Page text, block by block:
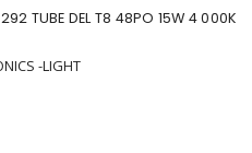
TUBE DEL T8 48PO 15W 4 000K
-LIGHT